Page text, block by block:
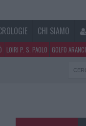
CHI SIAMO
LOIRI P. S. PAOLO GOLFO ARANCI